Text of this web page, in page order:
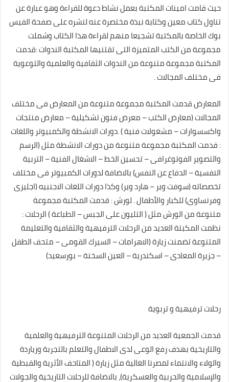
حيث قامت امينات المكتبة بعمل نشاط دعوة للقراءة وهو عبارة عن
تناول كتاب معين وكتابة نبذة مختصرة عنه لنشره على صفحة الفيس
بوك الخاصة بالمكتبة تشجيعا منهم لقراءة هذا الكتاب وشملت
مجموعة من الكتب المتميزة التى تقتنيها المكتبة الندوات :قدمت
المكتبة مجموعة متنوعة من الندوات الثقافية والعلمية والتوعوية
فى مختلف المجالات .
المعارض قدمت المكتبة مجموعة متنوعة من المعارض فى مختلف
المجالات (معارض الكتب – معرض فنون تشكيلية – معارض منتجات
واكسسوارات – مشغولات فنية ) .دورات الانشطة والكمبيوتر واللغات
: قدمت المكتبة مجموعة متنوعة من دورات الانشطة مثل (الرسم
والتصوير الفوتوغرافى – تحسين الخط – الاشغال الفنية – التربية
النفسية – الدفاع عن النفس) بالاضافة لدورات الكمبيوتر فى مختلف
تخصصاته (سوفت وير – هارد وير) وكذا دورات اللغات الاجنبيه (اجليزى
وفرنساوى) للكبار والأطفال . لورش : قدمت المكتبة مجموعة
متنوعة من الورش مثل ( التليون على الجبس – الطباعة ) الرحلات :
نظمت المكبتة العديد من الرحلات الترفيهية والثقافية والتعليمة
المتنوعة تضمنت زيارة (الاهرامات – السيرك القومى – متحف الطفل
– جزيرة المعادى – اسكندرية – العين السخنة – بورسعيد)
رحلات ترفيهية و تربوية
قدمت الجمعية العديد من الرحلات المتنوعة الترفيهية والعلمية
والتاريخية بهدف رفع الوعى لدى الاطفال والتعلم بالتجربة وزياردة
والولاء والانتماء لمصرنا الغالية مثل زيارة ( المتاحف الأثرية والقبطية
والإسلامية والحربية والعسكرية)، بالاضافة للرحلات التاريخية والجولات